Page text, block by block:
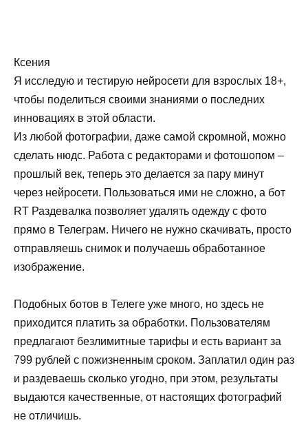
Ксения
Я исследую и тестирую нейросети для взрослых 18+,
чтобы поделиться своими знаниями о последних
инновациях в этой области.
Из любой фотографии, даже самой скромной, можно
сделать нюдс. Работа с редакторами и фотошопом –
прошлый век, теперь это делается за пару минут
через нейросети. Пользоваться ими не сложно, а бот
RT Раздевалка позволяет удалять одежду с фото
прямо в Телеграм. Ничего не нужно скачивать, просто
отправляешь снимок и получаешь обработанное
изображение.
Подобных ботов в Телеге уже много, но здесь не
приходится платить за обработки. Пользователям
предлагают безлимитные тарифы и есть вариант за
799 рублей с пожизненным сроком. Заплатил один раз
и раздеваешь сколько угодно, при этом, результаты
выдаются качественные, от настоящих фотографий
не отличишь.